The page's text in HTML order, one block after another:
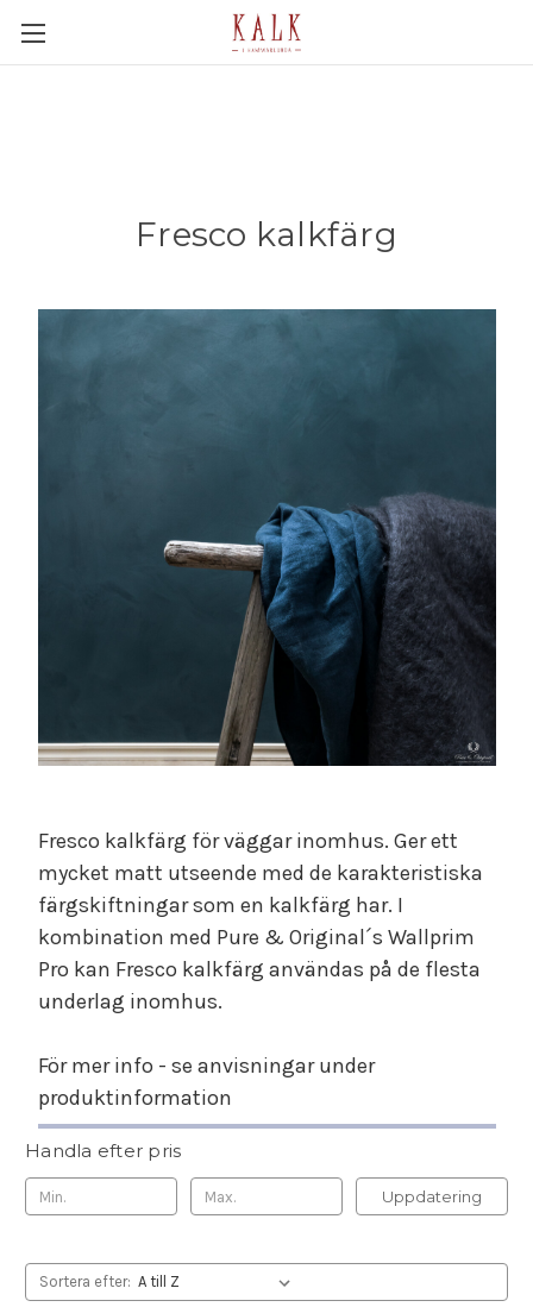
Fresco kalkfärg
Fresco kalkfärg för väggar inomhus. Ger ett
mycket matt utseende med de karakteristiska
färgskiftningar som en kalkfärg har. I
kombination med Pure & Original´s Wallprim
Pro kan Fresco kalkfärg användas på de flesta
underlag inomhus.
För mer info - se anvisningar under
produktinformation
Handla efter pris
Uppdatering
Sortera efter: